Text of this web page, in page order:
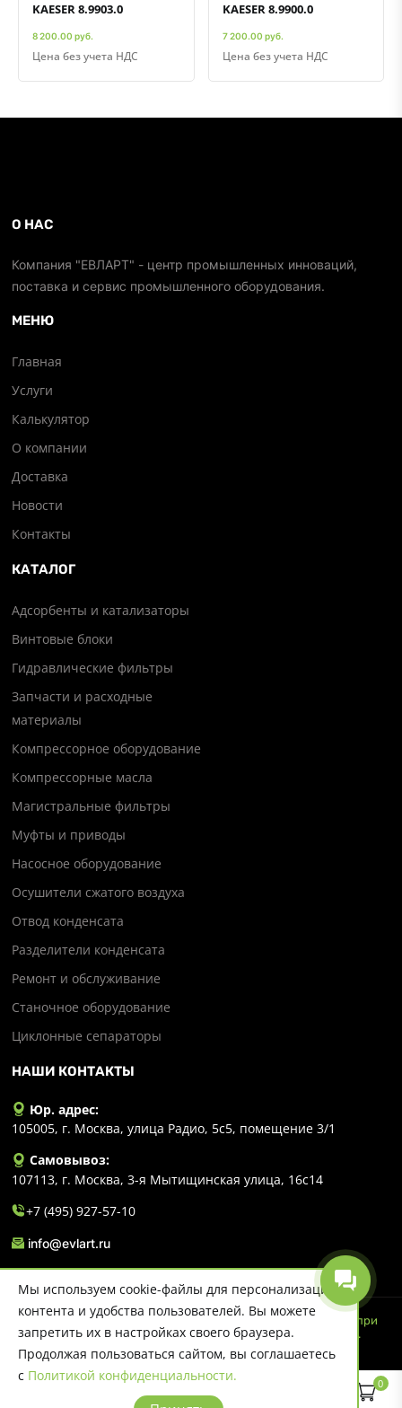
0
KAESER 8.9903.0
8 200.00 руб.
Цена без учета НДС
KAESER 8.9900.0
7 200.00 руб.
Цена без учета НДС
О НАС
Компания "ЕВЛАРТ" - центр промышленных инноваций,
поставка и сервис промышленного оборудования.
МЕНЮ
Главная
Услуги
Калькулятор
О компании
Доставка
Новости
Контакты
КАТАЛОГ
Адсорбенты и катализаторы
Винтовые блоки
Гидравлические фильтры
Запчасти и расходные
материалы
Компрессорное оборудование
Компрессорные масла
Магистральные фильтры
Муфты и приводы
Насосное оборудование
Осушители сжатого воздуха
Отвод конденсата
Разделители конденсата
Ремонт и обслуживание
Станочное оборудование
Циклонные сепараторы
НАШИ КОНТАКТЫ
Юр. адрес:
105005, г. Москва, улица Радио, 5с5, помещение 3/1
Самовывоз:
107113, г. Москва, 3-я Мытищинская улица, 16с14
+7 (495) 927-57-10
info@evlart.ru
© 2026 Evlart. Сайт несет информационный характер и ни при
каких обстоятельствах не является публичной офертой.
Политика конфиденциальности
Мы используем cookie-файлы для персонализации
контента и удобства пользователей. Вы можете
запретить их в настройках своего браузера.
Продолжая пользоваться сайтом, вы соглашаетесь
с Политикой конфиденциальности.